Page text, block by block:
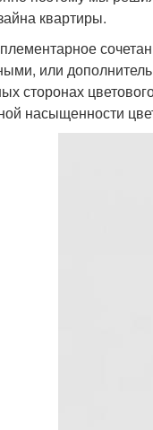
квартиры.
или
сторонах
насыщенности